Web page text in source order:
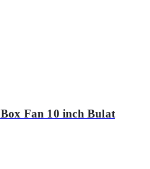
Fan 10 inch Bulat